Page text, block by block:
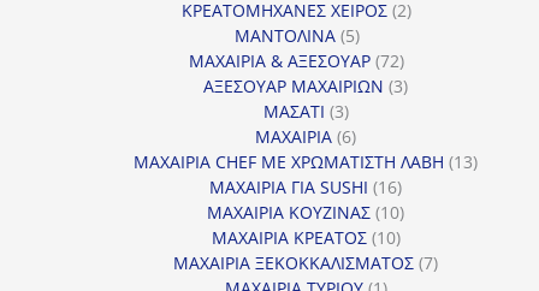
ΚΡΕΑΤΟΜΗΧΑΝΕΣ ΧΕΙΡΟΣ 22
ΜΑΝΤΟΛΙΝΑ 55
προϊόντα
ΜΑΧΑΙΡΙΑ & ΑΞΕΣΟΥΑΡ 7272
προϊόντα
ΑΞΕΣΟΥΑΡ ΜΑΧΑΙΡΙΩΝ 33
ΜΑΣΑΤΙ 33
προϊόντα
ΜΑΧΑΙΡΙΑ 66
προϊόντα
ΜΑΧΑΙΡΙΑ CHEF ΜΕ ΧΡΩΜΑΤΙΣΤΗ ΛΑΒΗ 1313
ΜΑΧΑΙΡΙΑ ΓΙΑ SUSHI 1616
προϊόντα
ΜΑΧΑΙΡΙΑ ΚΟΥΖΙΝΑΣ 1010
προϊόντα
ΜΑΧΑΙΡΙΑ ΚΡΕΑΤΟΣ 1010
προϊόντα
ΜΑΧΑΙΡΙΑ ΞΕΚΟΚΚΑΛΙΣΜΑΤΟΣ 77